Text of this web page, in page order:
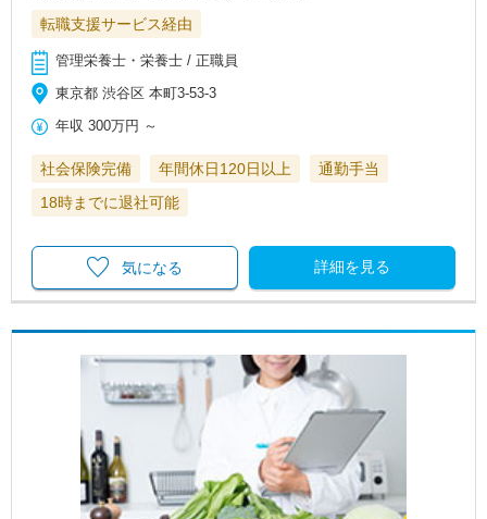
転職支援サービス経由
管理栄養士・栄養士 / 正職員
東京都 渋谷区 本町3-53-3
年収 300万円 ～
社会保険完備 年間休日120日以上
通勤手当
18時までに退社可能
詳細を見る
気になる